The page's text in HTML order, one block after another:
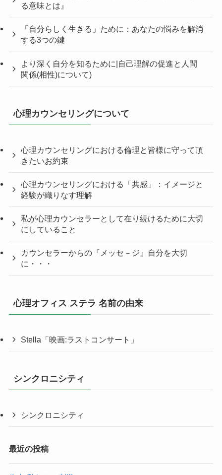
る意味とは』
「自分らしく生きる」ために：あなたの悩みを解消
する3つの鍵
より深く自分を知るために|自己理解の促進と人間
関係(相性)について)
心理カウンセリングについて
心理カウンセリングにおける倫理と皆様に守って頂
きたいお約束
心理カウンセリングにおける「共感」：イメージと
経験が織りなす理解
私が心理カウンセラーとして在り続けるために大切
にしていること
カウンセラーからの『メッセ－ジ』自分を大切
に・・・
心理オフィス ステラ 名前の由来
Stella「映画:ラストコンサート」
シンクロニシティ
シンクロニシティ
最近の投稿